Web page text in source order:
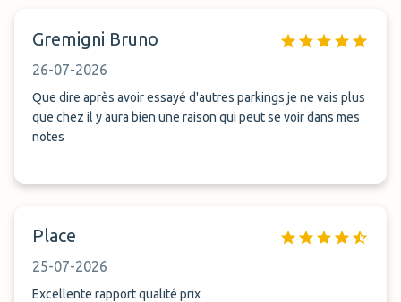
Gremigni Bruno
26-07-2026
Que dire après avoir essayé d'autres parkings je ne vais plus
que chez il y aura bien une raison qui peut se voir dans mes
notes
Place
25-07-2026
Excellente rapport qualité prix